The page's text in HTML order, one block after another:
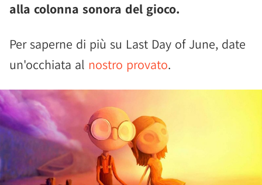
alla colonna sonora del gioco.
Per saperne di più su Last Day of June, date
un'occhiata al nostro provato.